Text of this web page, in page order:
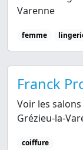
Varenne
femme
Franck
Voir les
Grézieu-la-
coiffure